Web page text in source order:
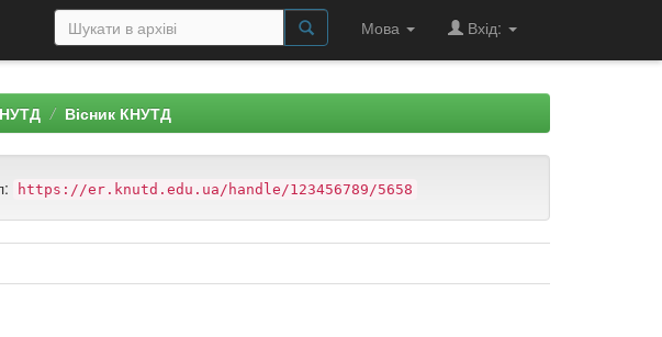
Мова Вхід:
Вісник КНУТД
https://er.knutd.edu.ua/handle/123456789/5658